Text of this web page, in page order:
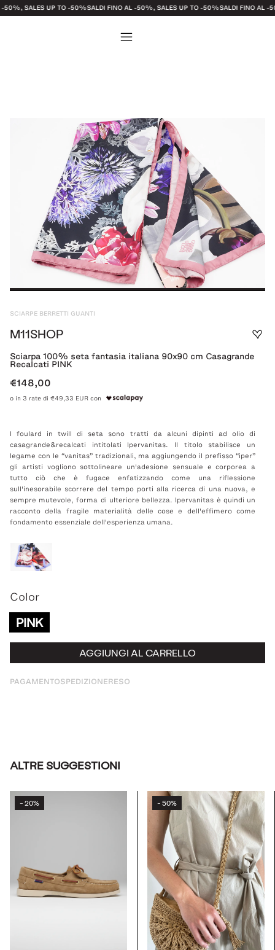
UP TO -50%SALDI FINO AL -50%, SALES UP TO -50%SALDI FINO AL -50%,
SCIARPE BERRETTI GUANTI
M11SHOP
Sciarpa 100% seta fantasia italiana 90x90 cm Casagrande
Recalcati PINK
€148,00
o in 3 rate di €49,33 EUR con
I foulard in twill di seta sono tratti da alcuni dipinti ad olio di
casagrande&recalcati intitolati Ipervanitas. Il titolo stabilisce un
legame con le “vanitas” tradizionali, ma aggiungendo il prefisso “iper”
gli artisti vogliono sottolineare un'adesione sensuale e corporea a
tutto ciò che è fugace enfatizzando come una riflessione
sull'inesorabile scorrere del tempo porti alla ricerca di una nuova, e
sempre mutevole, forma di ulteriore bellezza. Ipervanitas è quindi un
racconto della fragile materialità delle cose e dell'effimero come
fondamento essenziale dell'esperienza umana.
Color
PINK
AGGIUNGI AL CARRELLO
PAGAMENTOSPEDIZIONERESO
ALTRE SUGGESTIONI
- 20% - 50%